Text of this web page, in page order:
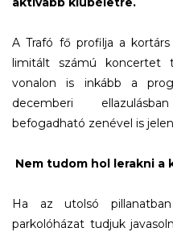
A Trafó fő profilja a
limitált számú koncertet
vonalon is inkább a
decemberi
befogadható zenével is
Nem tudom hol lerakni a
Ha az utolsó
parkolóházat tudjuk